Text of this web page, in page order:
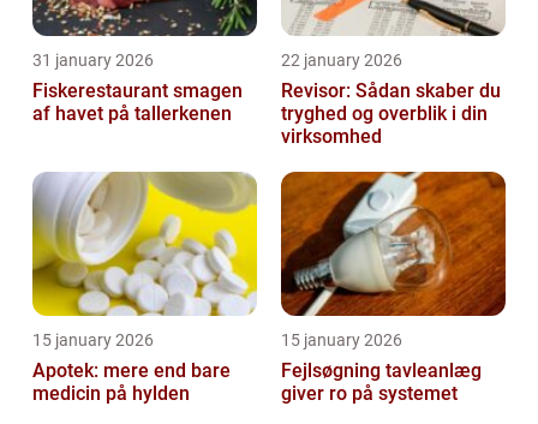
31 january 2026
Fiskerestaurant smagen
af havet på tallerkenen
22 january 2026
Revisor: Sådan skaber du
tryghed og overblik i din
virksomhed
15 january 2026
Apotek: mere end bare
medicin på hylden
15 january 2026
Fejlsøgning tavleanlæg
giver ro på systemet